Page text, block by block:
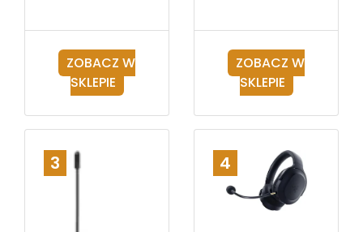
ZOBACZ W
SKLEPIE
ZOBACZ W
SKLEPIE
3 4